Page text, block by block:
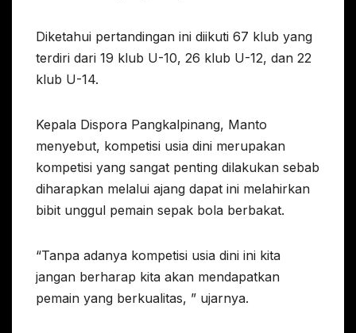
Diketahui pertandingan ini diikuti 67 klub yang
terdiri dari 19 klub U-10, 26 klub U-12, dan 22
klub U-14.
Kepala Dispora Pangkalpinang, Manto
menyebut, kompetisi usia dini merupakan
kompetisi yang sangat penting dilakukan sebab
diharapkan melalui ajang dapat ini melahirkan
bibit unggul pemain sepak bola berbakat.
“Tanpa adanya kompetisi usia dini ini kita
jangan berharap kita akan mendapatkan
pemain yang berkualitas, ” ujarnya.